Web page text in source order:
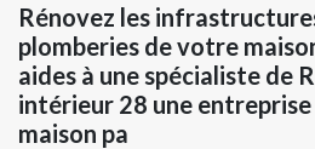
Rénovez les
plomberies de votre
aides à une spécialiste de
intérieur 28 une
maison pa